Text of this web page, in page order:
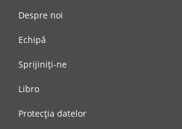
Despre noi
Echipă
Sprijiniți-ne
Libro
Protecția datelor